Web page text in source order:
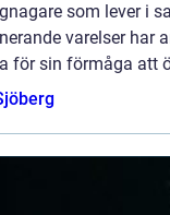
som lever i
varelser har
för sin förmåga att